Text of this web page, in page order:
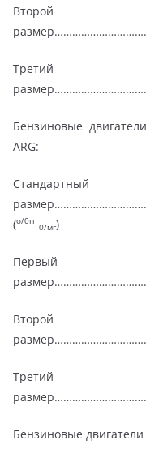
Бензиновые
ARG:
Стандартный
(о/0гг
0/мг)
Бензиновые двигатели